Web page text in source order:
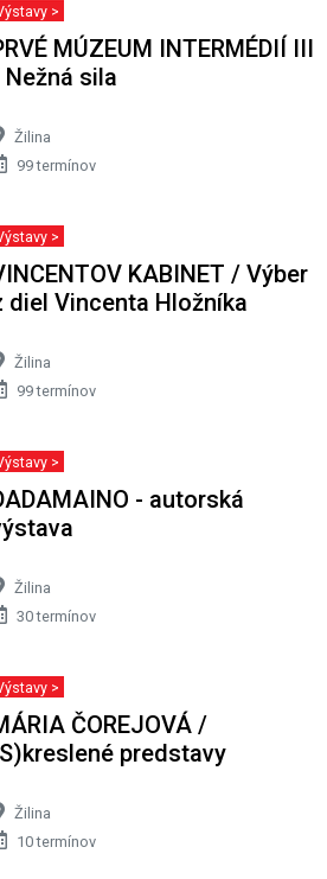
>
MÚZEUM INTERMÉDIÍ III
sila
Žilina
99 termínov
>
KABINET / Výber
diel Vincenta Hložníka
Žilina
99 termínov
>
- autorská
Žilina
30 termínov
>
ČOREJOVÁ /
predstavy
Žilina
10 termínov